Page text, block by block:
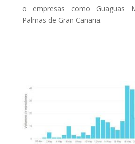
o empresas como Guaguas
Palmas de Gran Canaria.